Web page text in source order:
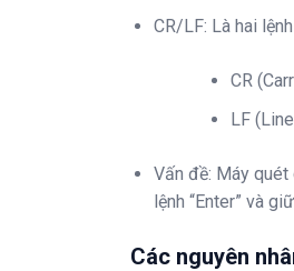
CR/LF: Là hai
CR
LF
Vấn đề: Máy
lệnh “Enter” và
Các nguyên